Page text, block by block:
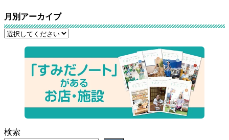
月別アーカイブ
検索